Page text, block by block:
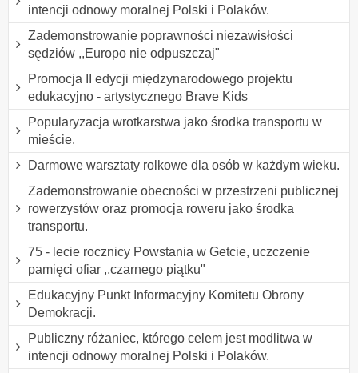
intencji odnowy moralnej Polski i Polaków.
Zademonstrowanie poprawności niezawisłości
sędziów ,,Europo nie odpuszczaj"
Promocja II edycji międzynarodowego projektu
edukacyjno - artystycznego Brave Kids
Popularyzacja wrotkarstwa jako środka transportu w
mieście.
Darmowe warsztaty rolkowe dla osób w każdym wieku.
Zademonstrowanie obecności w przestrzeni publicznej
rowerzystów oraz promocja roweru jako środka
transportu.
75 - lecie rocznicy Powstania w Getcie, uczczenie
pamięci ofiar ,,czarnego piątku"
Edukacyjny Punkt Informacyjny Komitetu Obrony
Demokracji.
Publiczny różaniec, którego celem jest modlitwa w
intencji odnowy moralnej Polski i Polaków.